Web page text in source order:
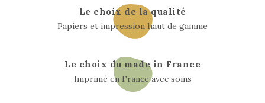
Le choix de la qualité
Papiers et impression haut de gamme
Le choix du made in France
Imprimé en France avec soins